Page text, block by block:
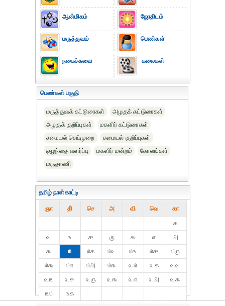
ஆன்மிகம்
மருத்துவம்
நகைச்சுவை
ஜோதிடம்
பெண்கள்
கலைகள்
பெண்கள் பகுதி
மருத்துவக் கட்டுரைகள்
அழகுக் கட்டுரைகள்
அழகுக் குறிப்புகள்
மகளிர் கட்டுரைகள்
சமையல் செய்முறை
சமையல் குறிப்புகள்
குழந்தை வளர்ப்பு
மகளிர் மன்றம்
கோலங்கள்
மருதாணி
தமிழ் நாள்காட்டி
ஞா தி் செ அ வி வெ கா
௧
௨
௩ ௪ ௫ ௬ ௭
௮
௯
௰ ௰௧ ௰௨ ௰௩ ௰௪
௰௫
௰௬
௰௭ ௰௮ ௰௯ ௨௰ ௨௧
௨௨
௨௩
௨௪ ௨௫ ௨௬ ௨௭ ௨௮
௨௯
௩௰
௩௧